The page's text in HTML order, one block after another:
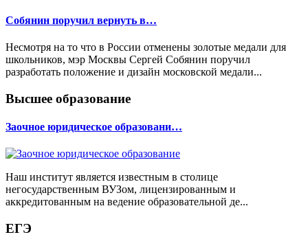
Собянин поручил вернуть в…
Несмотря на то что в России отменены золотые медали для
школьников, мэр Москвы Сергей Собянин поручил
разработать положение и дизайн московской медали...
Высшее образование
Заочное юридическое образовани…
Наш институт является известным в столице
негосударственным ВУЗом, лицензированным и
аккредитованным на ведение образовательной де...
ЕГЭ